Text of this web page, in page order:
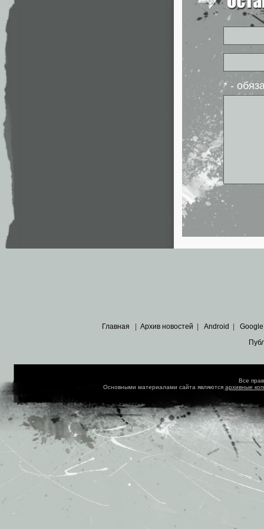
* -
Главная Архив новостей Android Google
Все
Основными материалами сайта являются архивные